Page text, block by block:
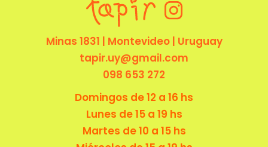
cantidadMinas 1831 | Montevideo | Uruguay
tapir.uy@gmail.com
098 653 272
Domingos de 12 a 16 hs
Lunes de 15 a 19 hs
Martes de 10 a 15 hs